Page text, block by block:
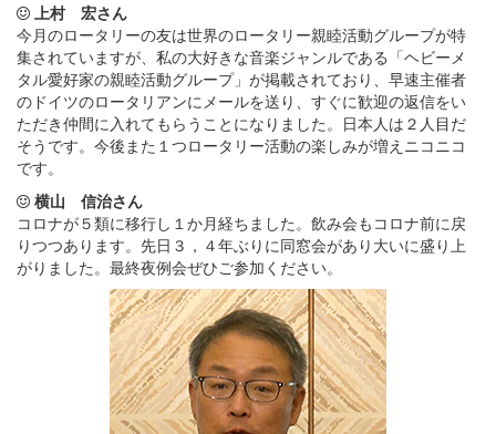
上村 宏さん
今月のロータリーの友は世界のロータリー親睦活動グループが特
集されていますが、私の大好きな音楽ジャンルである「ヘビーメ
タル愛好家の親睦活動グループ」が掲載されており、早速主催者
のドイツのロータリアンにメールを送り、すぐに歓迎の返信をい
ただき仲間に入れてもらうことになりました。日本人は２人目だ
そうです。今後また１つロータリー活動の楽しみが増えニコニコ
です。
横山 信治さん
コロナが５類に移行し１か月経ちました。飲み会もコロナ前に戻
りつつあります。先日３，４年ぶりに同窓会があり大いに盛り上
がりました。最終夜例会ぜひご参加ください。